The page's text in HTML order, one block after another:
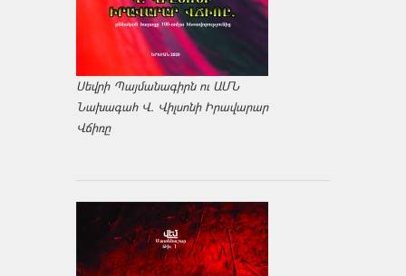
Սեվրի Պայմանագիրն ու ԱՄՆ
Նախագահ Վ. Վիլսոնի Իրավարար
Վճիռը